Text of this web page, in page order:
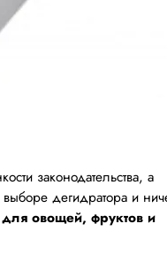
законодательства, а
дегидратора и
овощей, фруктов и